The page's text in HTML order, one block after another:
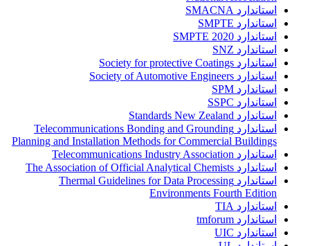
استاندارد SMACNA
استاندارد SMPTE
استاندارد SMPTE 2020
استاندارد SNZ
استاندارد Society for protective Coatings
استاندارد Society of Automotive Engineers
استاندارد SPM
استاندارد SSPC
استاندارد Standards New Zealand
استاندارد Telecommunications Bonding and Grounding
Planning and Installation Methods for Commercial Buildings
استاندارد Telecommunications Industry Association
استاندارد The Association of Official Analytical Chemists
استاندارد Thermal Guidelines for Data Processing
Environments Fourth Edition
استاندارد TIA
استاندارد tmforum
استاندارد UIC